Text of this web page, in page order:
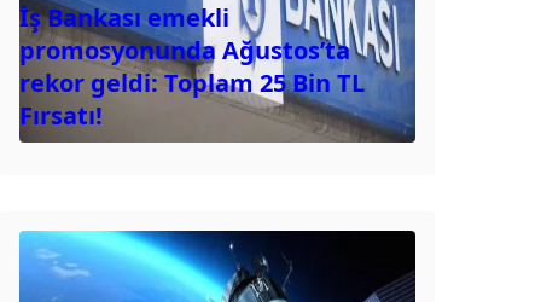
İş Bankası emekli
promosyonunda Ağustos’ta
rekor geldi: Toplam 25 Bin TL
Fırsatı!